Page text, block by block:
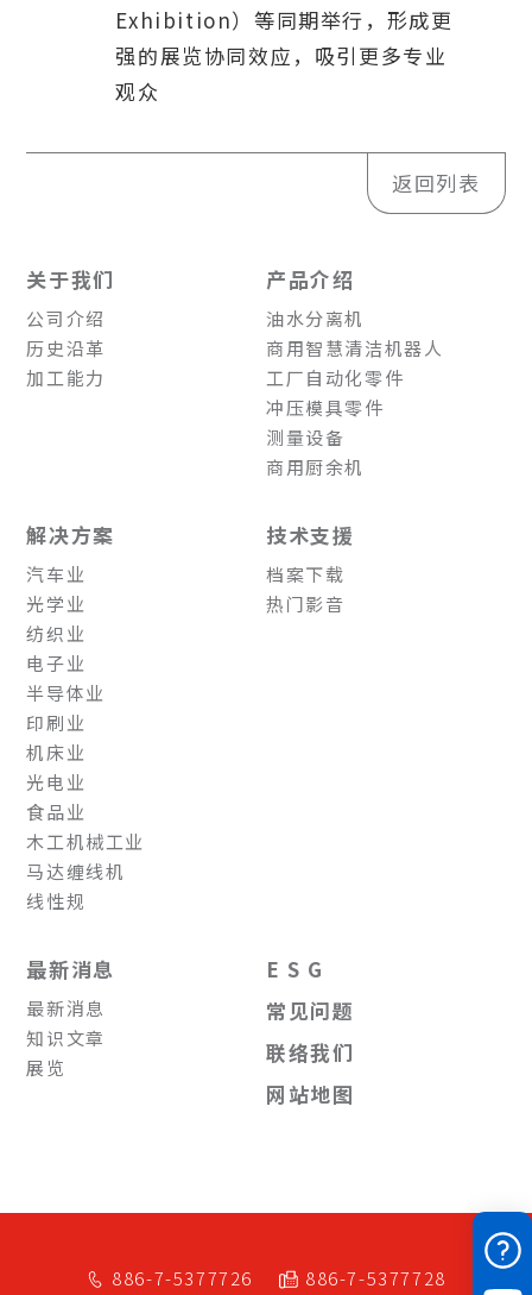
Exhibition）等同期举行，形成更
强的展览协同效应，吸引更多专业
观众
返回列表
关于我们
公司介绍
历史沿革
加工能力
产品介绍
油水分离机
商用智慧清洁机器人
工厂自动化零件
冲压模具零件
测量设备
商用厨余机
解决方案
汽车业
光学业
纺织业
电子业
半导体业
印刷业
机床业
光电业
食品业
木工机械工业
马达缠线机
线性规
技术支援
档案下载
热门影音
最新消息
最新消息
知识文章
展览
E S G
常见问题
联络我们
网站地图
886-7-5377726 886-7-5377728